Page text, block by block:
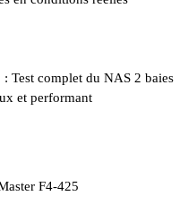
Test complet du NAS 2 baies
et performant
F4-425